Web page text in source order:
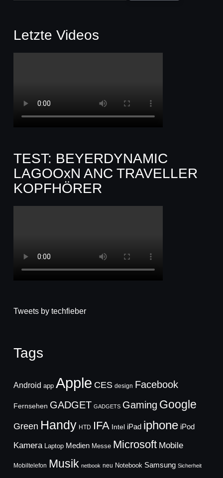
Letzte Videos
TEST: BEYERDYNAMIC
LAGOOxN ANC TRAVELLER
KOPFHÖRER
Tweets by techfieber
Tags
Android app Apple CES design Facebook
Fernsehen GADGET GADGETS Gaming Google
Green Handy HTD IFA Intel iPad iphone iPod
Kamera Laptop Medien Messe Microsoft Mobile
Mobiltelefon Musik netbook neu Notebook Samsung Sicherheit